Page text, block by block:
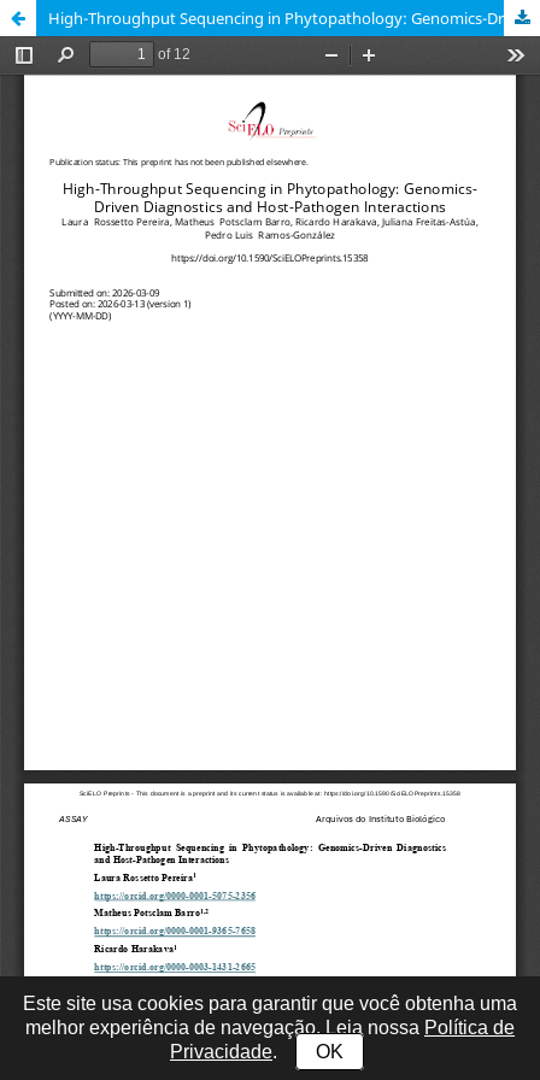
High-Throughput Sequencing in Phytopathology: Genomics-Driven Diagnostics and Host-Pathogen Interactions
Este site usa cookies para garantir que você obtenha uma
melhor experiência de navegação. Leia nossa Política de
Privacidade. OK